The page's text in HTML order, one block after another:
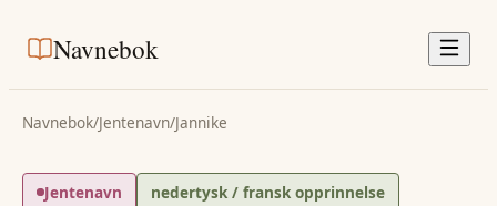
Navnebok
Navnebok/Jentenavn/Jannike
Jentenavn
nedertysk / fransk opprinnelse